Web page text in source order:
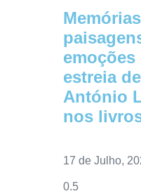
emoções
estreia de
António
nos
17 de Julho,